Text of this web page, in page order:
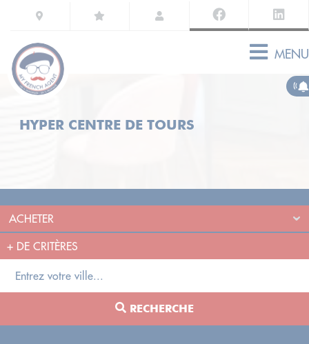
MENU
HYPER CENTRE DE TOURS
+ DE CRITÈRES
RECHERCHE